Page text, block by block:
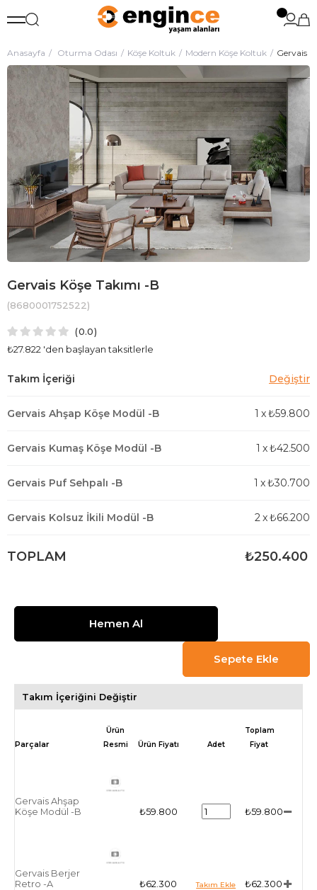
Anasayfa Oturma Odası Köşe Koltuk Modern Köşe Koltuk Gervais
Gervais Köşe Takımı -B
(8680001752522)
0.0
₺27.822 'den başlayan taksitlerle
Gervais Ahşap Köşe Modül -B 1 x₺59.800
Gervais Kumaş Köşe Modül -B 1 x₺42.500
Gervais Puf Sehpalı -B 1 x₺30.700
Gervais Kolsuz İkili Modül -B 2x₺66.200
TOPLAM ₺250.400
Takım İçeriğini Değiştir
Ürün
Resmi
Ürün Fiyatı Adet
Toplam
Fiyat
Gervais Ahşap
Köşe Modül -B
₺59.800 ₺59.800
Gervais Berjer
Retro -A
₺62.300 ₺62.300